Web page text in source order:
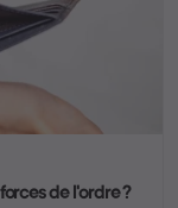
de l'ordre ?